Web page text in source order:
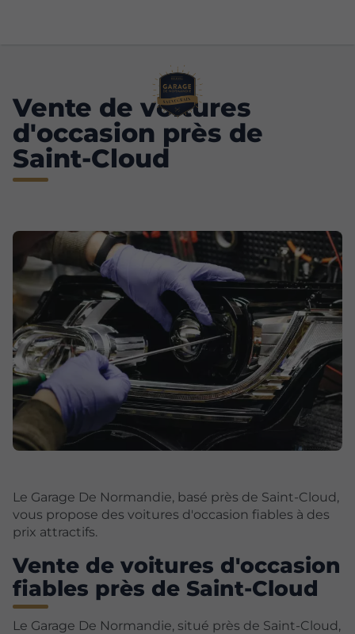
Vente de voitures
d'occasion près de
Saint-Cloud
Le Garage De Normandie, basé près de Saint-Cloud,
vous propose des voitures d'occasion fiables à des
prix attractifs.
Vente de voitures d'occasion
fiables près de Saint-Cloud
Le Garage De Normandie, situé près de Saint-Cloud,